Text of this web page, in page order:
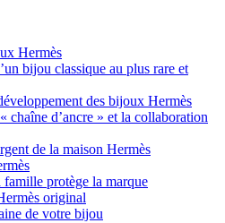
Hermès
bijou classique au plus rare et
des bijoux Hermès
chaîne d’ancre » et la collaboration
de la maison Hermès
famille protège la marque
original
de votre bijou